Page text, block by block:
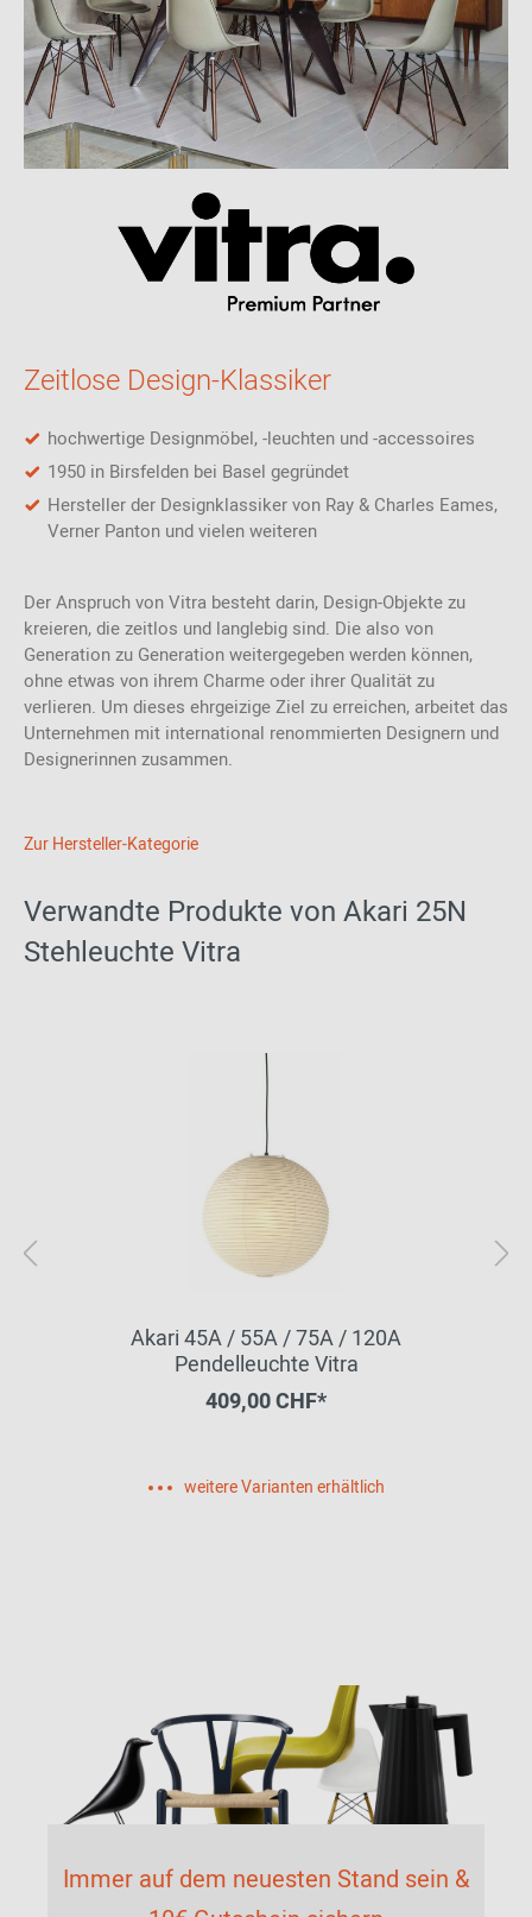
Zeitlose Design-Klassiker
hochwertige Designmöbel, -leuchten und -accessoires
1950 in Birsfelden bei Basel gegründet
Hersteller der Designklassiker von Ray & Charles Eames,
Verner Panton und vielen weiteren
Der Anspruch von Vitra besteht darin, Design-Objekte zu
kreieren, die zeitlos und langlebig sind. Die also von
Generation zu Generation weitergegeben werden können,
ohne etwas von ihrem Charme oder ihrer Qualität zu
verlieren. Um dieses ehrgeizige Ziel zu erreichen, arbeitet das
Unternehmen mit international renommierten Designern und
Designerinnen zusammen.
Zur Hersteller-Kategorie
Verwandte Produkte von Akari 25N
Stehleuchte Vitra
Akari 45A / 55A / 75A / 120A
Pendelleuchte Vitra
409,00 CHF*
weitere Varianten erhältlich
Immer auf dem neuesten Stand sein &